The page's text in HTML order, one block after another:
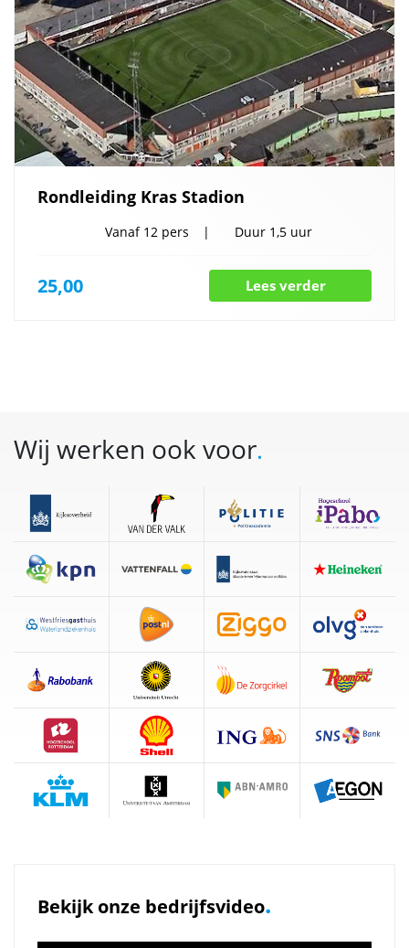
Rondleiding Kras Stadion
Vanaf 12 pers Duur 1,5 uur
25,00 Lees verder
Wij werken ook voor.
Bekijk onze bedrijfsvideo.